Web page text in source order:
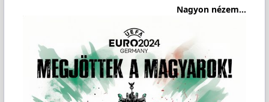
Nagyon nézem...